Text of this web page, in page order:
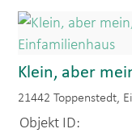
Klein, aber
21442 Toppenstedt,
Objekt ID: